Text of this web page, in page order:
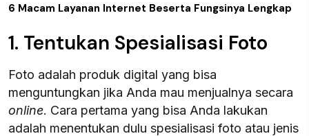
6 Macam Layanan Internet Beserta Fungsinya Lengkap
1. Tentukan Spesialisasi Foto
Foto adalah produk digital yang bisa
menguntungkan jika Anda mau menjualnya secara
online. Cara pertama yang bisa Anda lakukan
adalah menentukan dulu spesialisasi foto atau jenis